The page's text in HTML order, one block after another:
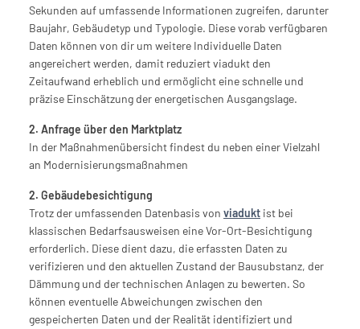
Sekunden auf umfassende Informationen zugreifen, darunter
Baujahr, Gebäudetyp und Typologie. Diese vorab verfügbaren
Daten können von dir um weitere Individuelle Daten
angereichert werden, damit reduziert viadukt den
Zeitaufwand erheblich und ermöglicht eine schnelle und
präzise Einschätzung der energetischen Ausgangslage.
2. Anfrage über den Marktplatz
In der Maßnahmenübersicht findest du neben einer Vielzahl
an Modernisierungsmaßnahmen
2. Gebäudebesichtigung
Trotz der umfassenden Datenbasis von viadukt ist bei
klassischen Bedarfsausweisen eine Vor-Ort-Besichtigung
erforderlich. Diese dient dazu, die erfassten Daten zu
verifizieren und den aktuellen Zustand der Bausubstanz, der
Dämmung und der technischen Anlagen zu bewerten. So
können eventuelle Abweichungen zwischen den
gespeicherten Daten und der Realität identifiziert und